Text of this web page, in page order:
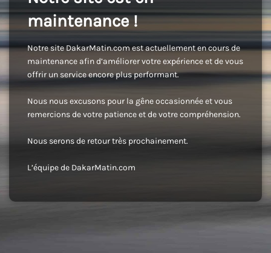
maintenance !
Notre site DakarMatin.com est actuellement en cours de
maintenance afin d’améliorer votre expérience et de vous
offrir un service encore plus performant.
Nous nous excusons pour la gêne occasionnée et vous
remercions de votre patience et de votre compréhension.
Nous serons de retour très prochainement.
L’équipe de DakarMatin.com